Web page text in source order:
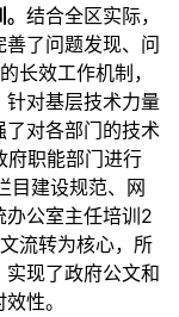
结合全区实际，
了问题发现、问
长效工作机制，
对基层技术力量
对各部门的技术
府职能部门进行
目建设规范、网
办公室主任培训2
流转为核心，所
现了政府公文和
性。